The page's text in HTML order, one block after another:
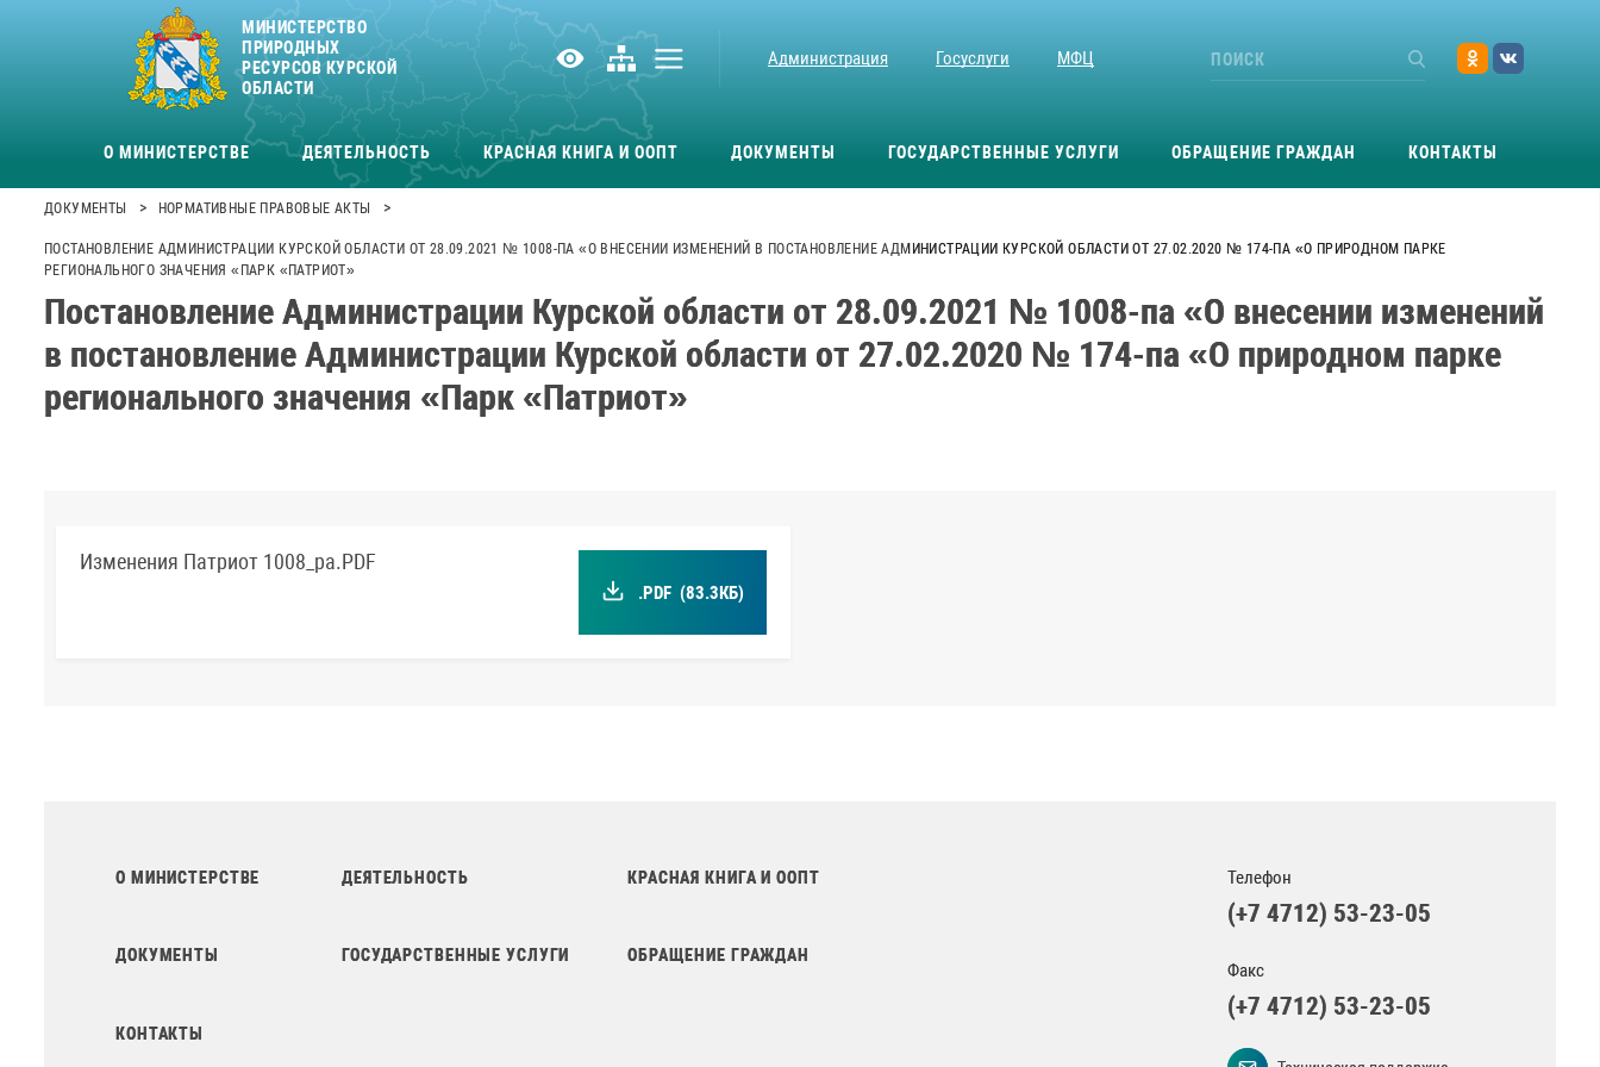
МИНИСТЕРСТВО
ПРИРОДНЫХ
РЕСУРСОВ КУРСКОЙ
ОБЛАСТИ
Администрация Госуслуги МФЦ
О МИНИСТЕРСТВЕ ДЕЯТЕЛЬНОСТЬ КРАСНАЯ КНИГА И ООПТ ДОКУМЕНТЫ ГОСУДАРСТВЕННЫЕ УСЛУГИ ОБРАЩЕНИЕ ГРАЖДАН КОНТАКТЫ
ДОКУМЕНТЫ > НОРМАТИВНЫЕ ПРАВОВЫЕ АКТЫ >
ПОСТАНОВЛЕНИЕ АДМИНИСТРАЦИИ КУРСКОЙ ОБЛАСТИ ОТ 28.09.2021 № 1008-ПА «О ВНЕСЕНИИ ИЗМЕНЕНИЙ В ПОСТАНОВЛЕНИЕ АДМИНИСТРАЦИИ КУРСКОЙ ОБЛАСТИ ОТ 27.02.2020 № 174-ПА «О ПРИРОДНОМ ПАРКЕ
РЕГИОНАЛЬНОГО ЗНАЧЕНИЯ «ПАРК «ПАТРИОТ»
Постановление Администрации Курской области от 28.09.2021 № 1008-па «О внесении изменений
в постановление Администрации Курской области от 27.02.2020 № 174-па «О природном парке
регионального значения «Парк «Патриот»
Изменения Патриот 1008_pa.PDF
.PDF (83.3КБ)
О МИНИСТЕРСТВЕ ДЕЯТЕЛЬНОСТЬ КРАСНАЯ КНИГА И ООПТ
ДОКУМЕНТЫ ГОСУДАРСТВЕННЫЕ УСЛУГИ ОБРАЩЕНИЕ ГРАЖДАН
КОНТАКТЫ
Телефон
(+7 4712) 53-23-05
Факс
(+7 4712) 53-23-05